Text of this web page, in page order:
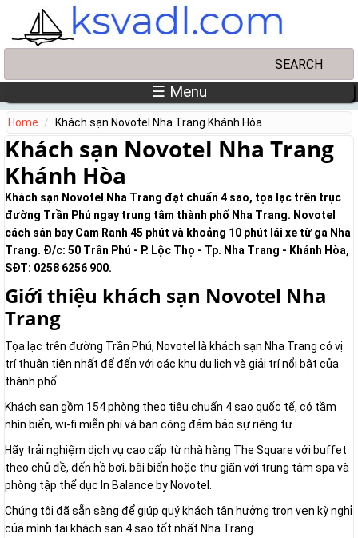
Skip to main content
☰ Menu
Home Khách sạn Novotel Nha Trang Khánh Hòa
Khách sạn Novotel Nha Trang
Khánh Hòa
Khách sạn Novotel Nha Trang đạt chuẩn 4 sao, tọa lạc trên trục
đường Trần Phú ngay trung tâm thành phố Nha Trang. Novotel
cách sân bay Cam Ranh 45 phút và khoảng 10 phút lái xe từ ga Nha
Trang. Đ/c: 50 Trần Phú - P. Lộc Thọ - Tp. Nha Trang - Khánh Hòa,
SĐT: 0258 6256 900.
Giới thiệu khách sạn Novotel Nha
Trang
Tọa lạc trên đường Trần Phú, Novotel là khách sạn Nha Trang có vị
trí thuận tiện nhất để đến với các khu du lịch và giải trí nổi bật của
thành phố.
Khách sạn gồm 154 phòng theo tiêu chuẩn 4 sao quốc tế, có tầm
nhìn biển, wi-fi miễn phí và ban công đảm bảo sự riêng tư.
Hãy trải nghiệm dịch vụ cao cấp từ nhà hàng The Square với buffet
theo chủ đề, đến hồ bơi, bãi biển hoặc thư giãn với trung tâm spa và
phòng tập thể dục In Balance by Novotel.
Chúng tôi đã sẵn sàng để giúp quý khách tận hưởng trọn vẹn kỳ nghỉ
của mình tại khách sạn 4 sao tốt nhất Nha Trang.